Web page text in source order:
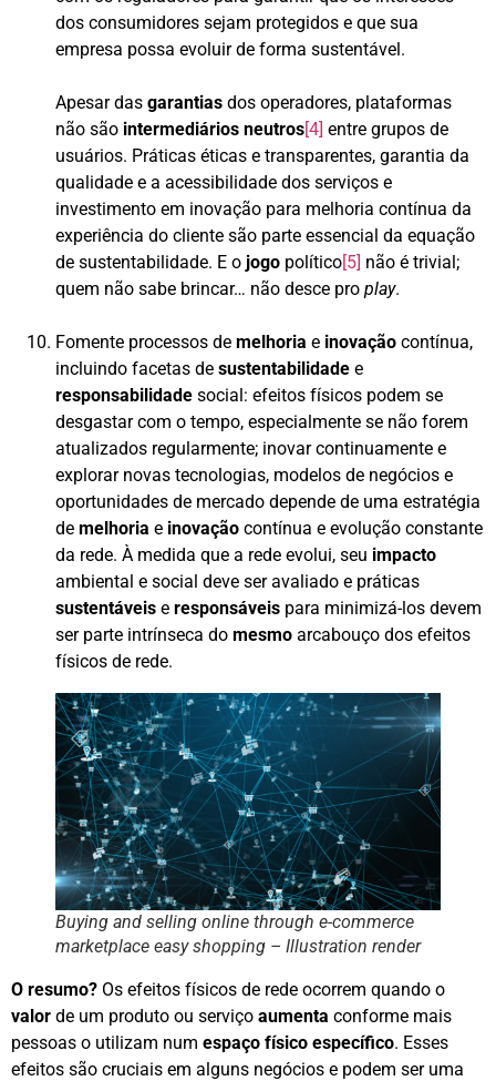
dos consumidores sejam protegidos e que sua
empresa possa evoluir de forma sustentável.
Apesar das garantias dos operadores, plataformas
não são intermediários neutros[4] entre grupos de
usuários. Práticas éticas e transparentes, garantia da
qualidade e a acessibilidade dos serviços e
investimento em inovação para melhoria contínua da
experiência do cliente são parte essencial da equação
de sustentabilidade. E o jogo político[5] não é trivial;
quem não sabe brincar… não desce pro play.
Fomente processos de melhoria e inovação contínua,
incluindo facetas de sustentabilidade e
responsabilidade social: efeitos físicos podem se
desgastar com o tempo, especialmente se não forem
atualizados regularmente; inovar continuamente e
explorar novas tecnologias, modelos de negócios e
oportunidades de mercado depende de uma estratégia
de melhoria e inovação contínua e evolução constante
da rede. À medida que a rede evolui, seu impacto
ambiental e social deve ser avaliado e práticas
sustentáveis e responsáveis para minimizá-los devem
ser parte intrínseca do mesmo arcabouço dos efeitos
físicos de rede.
Buying and selling online through e-commerce
marketplace easy shopping – Illustration render
O resumo? Os efeitos físicos de rede ocorrem quando o
valor de um produto ou serviço aumenta conforme mais
pessoas o utilizam num espaço físico específico. Esses
efeitos são cruciais em alguns negócios e podem ser uma